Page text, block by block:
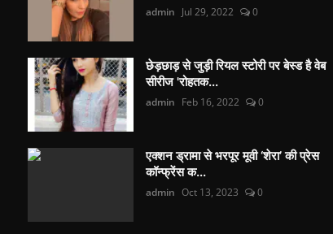
admin Jul 29, 2022 0
छेड़छाड़ से जुड़ी रियल स्टोरी पर बेस्ड है वेब
सीरीज 'रोहतक...
admin Feb 16, 2022 0
एक्शन ड्रामा से भरपूर मूवी ‘शेरा’ की प्रेस
कॉन्फ्रेंस क...
admin Oct 13, 2023 0